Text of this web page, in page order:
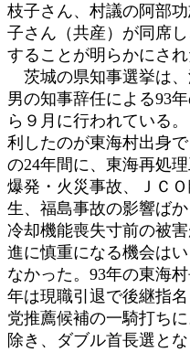
枝子さん、村議の阿部
子さん（共産）が同席
することが明らかにされ
茨城の県知事選挙は
男の知事辞任による93
ら９月に行われている
利したのが東海村出身
の24年間に、東海再処
爆発・火災事故、ＪＣ
生、福島事故の影響ば
冷却機能喪失寸前の被
進に慎重になる機会は
なかった。93年の東海
年は現職引退で後継指
党推薦候補の一騎打ち
除き、ダブル首長選とな